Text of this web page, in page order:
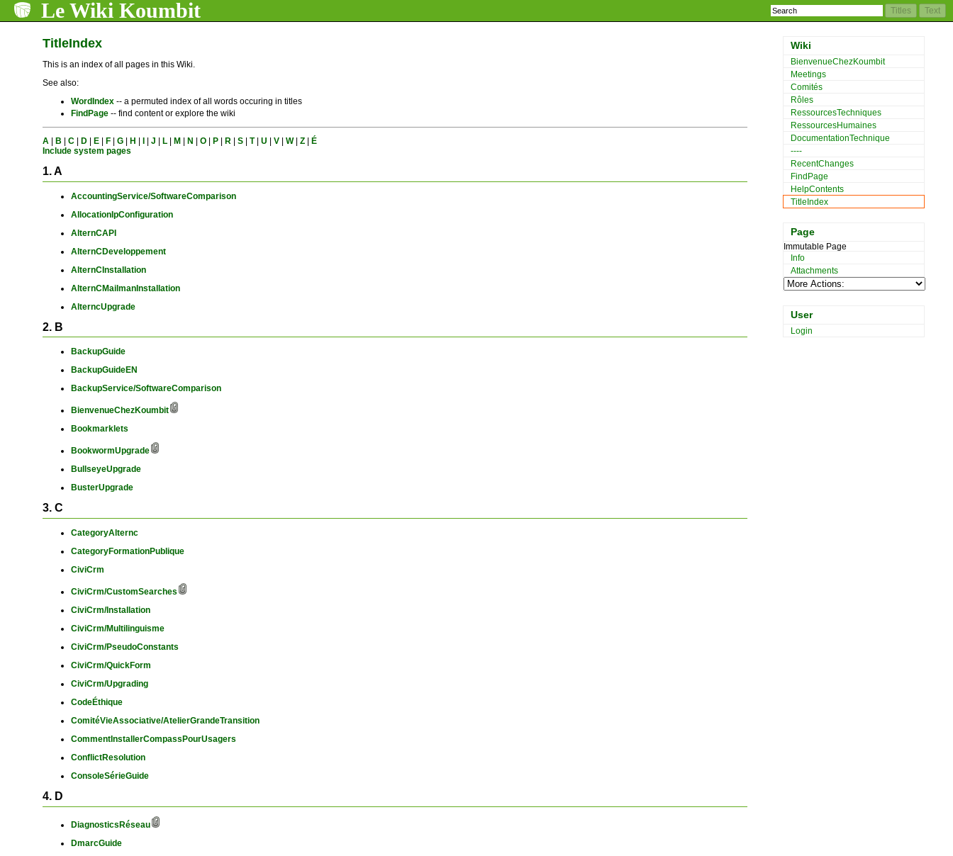
Le Wiki Koumbit
Wiki
BienvenueChezKoumbit
Meetings
Comités
Rôles
RessourcesTechniques
RessourcesHumaines
DocumentationTechnique
----
RecentChanges
FindPage
HelpContents
TitleIndex
Page
Immutable Page
Info
Attachments
User
Login
TitleIndex
This is an index of all pages in this Wiki.
See also:
WordIndex -- a permuted index of all words occuring in titles
FindPage -- find content or explore the wiki
A B C D E F G H J L M N O P R S T| U V W| Z
É
Include system pages
1. A
AccountingService/SoftwareComparison
AllocationIpConfiguration
AlternCAPI
AlternCDeveloppement
AlternCInstallation
AlternCMailmanInstallation
AlterncUpgrade
2. B
BackupGuide
BackupGuideEN
BackupService/SoftwareComparison
BienvenueChezKoumbit
Bookmarklets
BookwormUpgrade
BullseyeUpgrade
BusterUpgrade
3. C
CategoryAlternc
CategoryFormationPublique
CiviCrm
CiviCrm/CustomSearches
CiviCrm/Installation
CiviCrm/Multilinguisme
CiviCrm/PseudoConstants
CiviCrm/QuickForm
CiviCrm/Upgrading
CodeÉthique
ComitéVieAssociative/AtelierGrandeTransition
CommentInstallerCompassPourUsagers
ConflictResolution
ConsoleSérieGuide
4. D
DiagnosticsRéseau
DmarcGuide